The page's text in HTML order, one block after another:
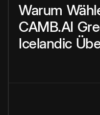
Warum
CAMB.AI
Icelandic